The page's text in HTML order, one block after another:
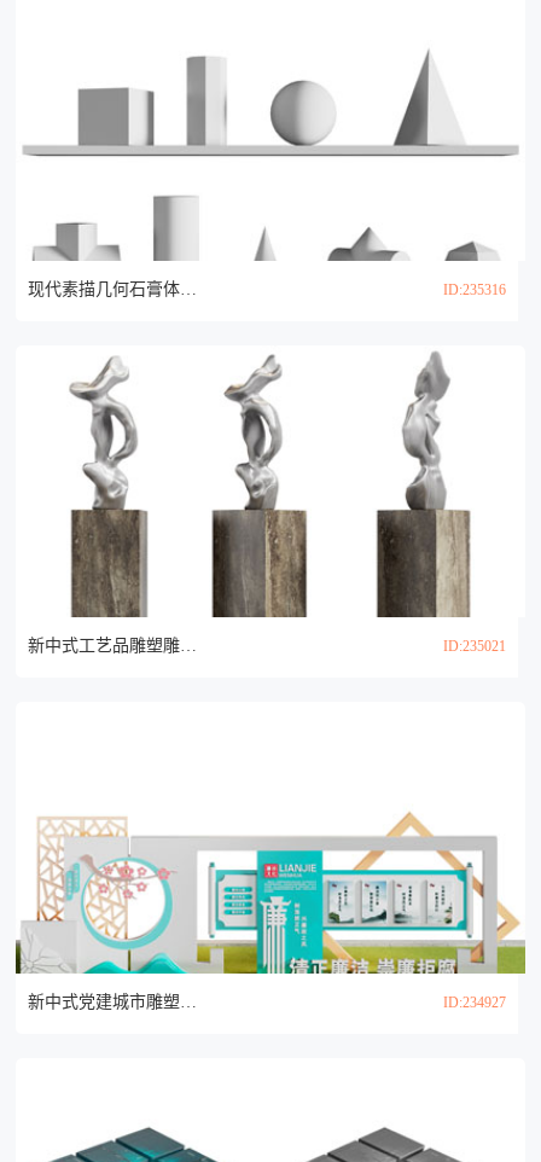
现代素描几何石膏体雕塑3d模型 ID:235316
新中式工艺品雕塑雕刻3d模型 ID:235021
新中式党建城市雕塑小品3d模型 ID:234927